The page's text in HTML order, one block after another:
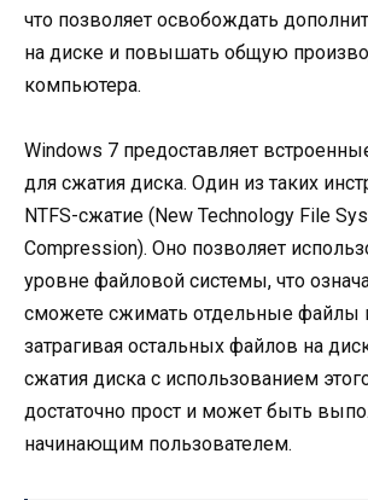
что позволяет освобождать
на диске и повышать общую
компьютера.
Windows 7 предоставляет
для сжатия диска. Один из таких
NTFS-сжатие (New Technology File
Compression). Оно позволяет
уровне файловой системы, что
сможете сжимать отдельные файлы
затрагивая остальных файлов на
сжатия диска с использованием
достаточно прост и может быть
начинающим пользователем.